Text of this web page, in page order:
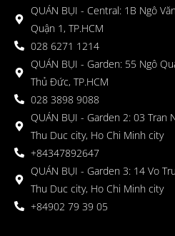
QUÁN BỤI - Central: 1B Ngô
Quận 1, TP.HCM
028 6271 1214
QUÁN BỤI - Garden: 55 Ngô
Thủ Đức, TP.HCM
028 3898 9088
QUÁN BỤI - Garden 2: 03 Tran
Thu Duc city, Ho Chi Minh city
+84347892647
QUÁN BỤI - Garden 3: 14 Vo
Thu Duc city, Ho Chi Minh city
+84902 79 39 05